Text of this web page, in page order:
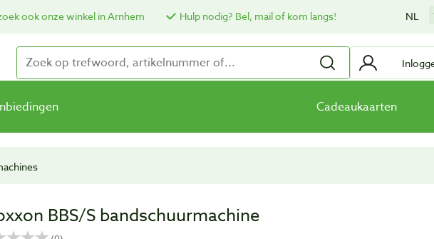
ook onze winkel in Arnhem Hulp nodig? Bel, mail of kom langs! NL
Cadeaukaarten
BBS/S bandschuurmachine